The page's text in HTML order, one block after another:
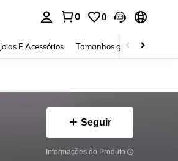
0 0
Joias E Acessórios Tamanhos grandes
Seguir
Informações do Produto